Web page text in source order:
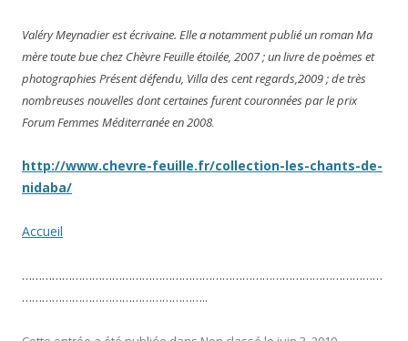
Valéry Meynadier est écrivaine. Elle a notamment publié un roman Ma
mère toute bue chez Chèvre Feuille étoilée, 2007 ; un livre de poèmes et
photographies Présent défendu, Villa des cent regards,2009 ; de très
nombreuses nouvelles dont certaines furent couronnées par le prix
Forum Femmes Méditerranée en 2008
http://www.chevre-feuille.fr/collection-les-chants-de-
nidaba/
Accueil
………………………………………………………………………………………………
………………………………………………..